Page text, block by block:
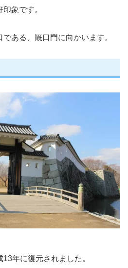
象です。
ある、厩口門に向かいます。
年に復元されました。